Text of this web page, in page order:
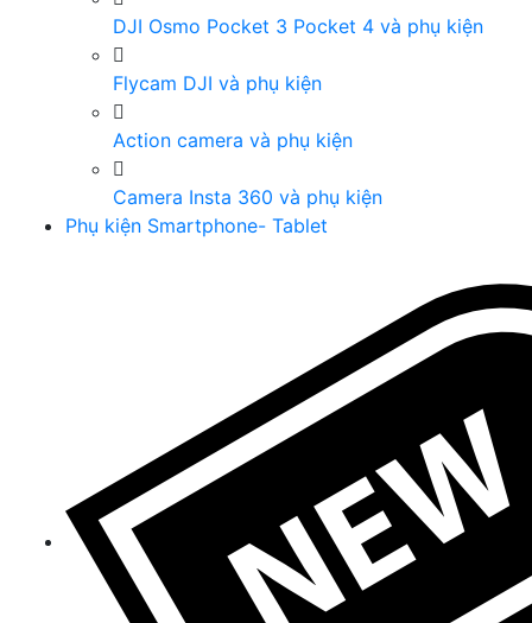
DJI Osmo Pocket 3 Pocket 4 và phụ kiện
Flycam DJI và phụ kiện
Action camera và phụ kiện
Camera Insta 360 và phụ kiện
Phụ kiện Smartphone- Tablet